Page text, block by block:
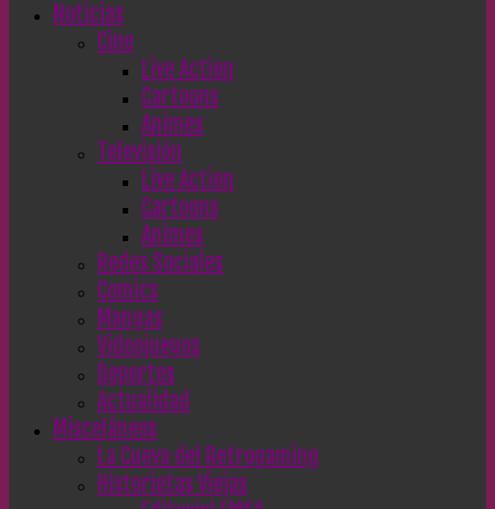
Noticias
Cine
Live Action
Cartoons
Animes
Televisión
Live Action
Cartoons
Animes
Redes Sociales
Comics
Mangas
Videojuegos
Deportes
Actualidad
Misceláneos
La Cueva del Retrogaming
Historietas Viejas